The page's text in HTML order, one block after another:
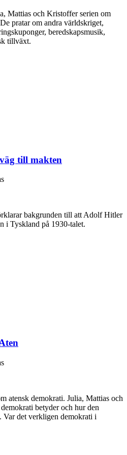
Mattias och Kristoffer serien om
pratar om andra världskriget,
beredskapsmusik,
tillväxt.
till makten
bakgrunden till att Adolf Hitler
i Tyskland på 1930-talet.
atensk demokrati. Julia, Mattias och
betyder och hur den
Var det verkligen demokrati i